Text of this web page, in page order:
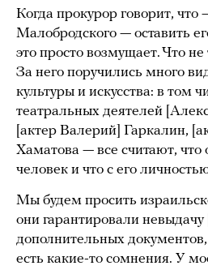
Когда прокурор говорит, что
Малобродского — оставить
это просто возмущает. Что не
За него поручились много
культуры и искусства: в том
театральных деятелей
[актер Валерий] Гаркалин,
Хаматова — все считают,
человек и что с его
Мы будем просить
они гарантировали
дополнительных
есть какие-то сомнения. У